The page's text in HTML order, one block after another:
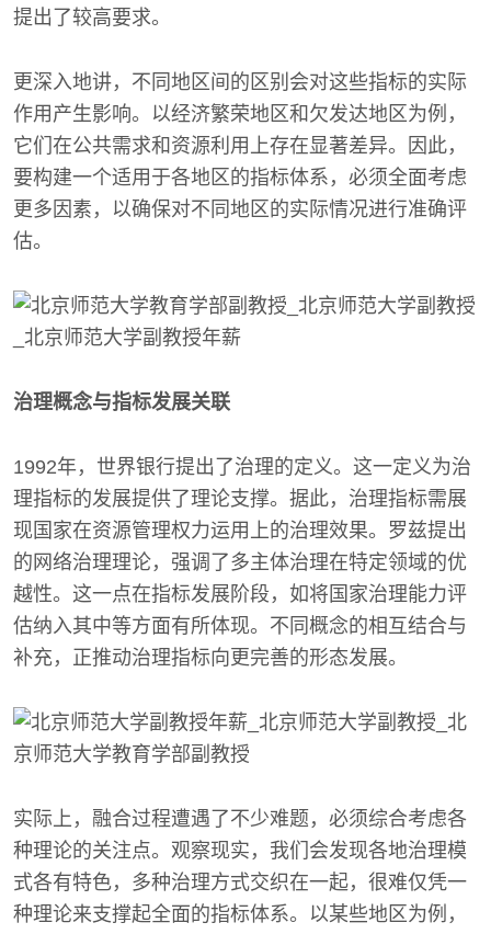
提出了较高要求。
更深入地讲，不同地区间的区别会对这些指标的实际
作用产生影响。以经济繁荣地区和欠发达地区为例，
它们在公共需求和资源利用上存在显著差异。因此，
要构建一个适用于各地区的指标体系，必须全面考虑
更多因素，以确保对不同地区的实际情况进行准确评
估。
治理概念与指标发展关联
1992年，世界银行提出了治理的定义。这一定义为治
理指标的发展提供了理论支撑。据此，治理指标需展
现国家在资源管理权力运用上的治理效果。罗兹提出
的网络治理理论，强调了多主体治理在特定领域的优
越性。这一点在指标发展阶段，如将国家治理能力评
估纳入其中等方面有所体现。不同概念的相互结合与
补充，正推动治理指标向更完善的形态发展。
实际上，融合过程遭遇了不少难题，必须综合考虑各
种理论的关注点。观察现实，我们会发现各地治理模
式各有特色，多种治理方式交织在一起，很难仅凭一
种理论来支撑起全面的指标体系。以某些地区为例，